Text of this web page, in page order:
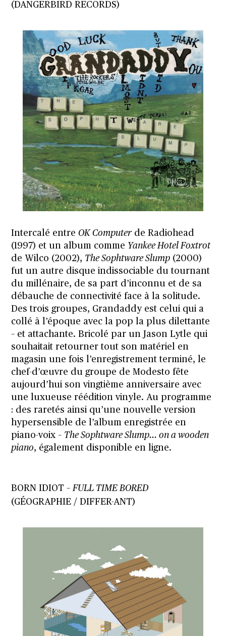
(DANGERBIRD RECORDS)
Intercalé entreOK Computerde Radiohead
(1997) et un album comme Yankee Hotel Foxtrot
de Wilco (2002), The Sophtware Slump (2000)
fut un autre disque indissociable du tournant
du millénaire, de sa part d’inconnu et de sa
débauche de connectivité face à la solitude.
Des trois groupes, Grandaddy est celui qui a
collé à l’époque avec la pop la plus dilettante
– et attachante. Bricolé par un Jason Lytle qui
souhaitait retourner tout son matériel en
magasin une fois l’enregistrement terminé, le
chef-d’œuvre du groupe de Modesto fête
aujourd’hui son vingtième anniversaire avec
une luxueuse réédition vinyle. Au programme
: des raretés ainsi qu’une nouvelle version
hypersensible de l’album enregistrée en
piano-voix – The Sophtware Slump… on a wooden
piano, également disponible en ligne.
BORN IDIOT –FULL TIME BORED
(GÉOGRAPHIE / DIFFER-ANT)